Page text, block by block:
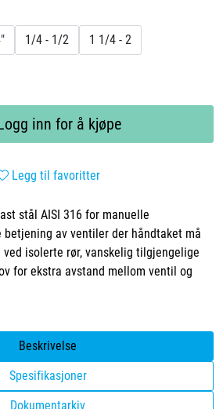
1/4 - 1/2 1 1/4 - 2
inn for å kjøpe
Legg til favoritter
stål AISI 316 for manuelle
betjening av ventiler der håndtaket må
isolerte rør, vanskelig tilgjengelige
for ekstra avstand mellom ventil og
Beskrivelse
Spesifikasjoner
Dokumentarkiv